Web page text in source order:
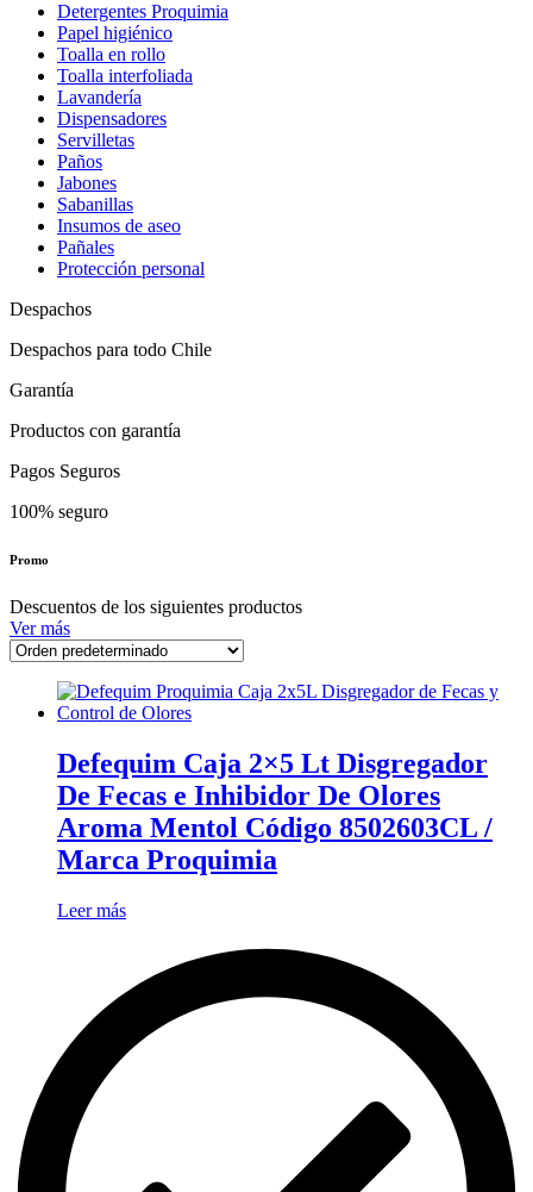
Detergentes Proquimia
Papel higiénico
Toalla en rollo
Toalla interfoliada
Lavandería
Dispensadores
Servilletas
Paños
Jabones
Sabanillas
Insumos de aseo
Pañales
Protección personal
Despachos
Despachos para todo Chile
Garantía
Productos con garantía
Pagos Seguros
100% seguro
Promo
Descuentos de los siguientes productos
Ver más
Defequim Caja 2×5 Lt Disgregador
De Fecas e Inhibidor De Olores
Aroma Mentol Código 8502603CL /
Marca Proquimia
Leer más